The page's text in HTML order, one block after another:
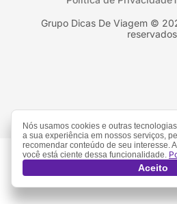
Nós usamos cookies e outras
a sua experiência em nossos serviços,
recomendar conteúdo de seu interesse.
você está ciente dessa funcionalidade.
Aceito